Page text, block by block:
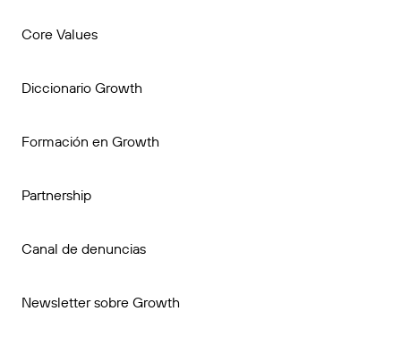
Core Values
Diccionario Growth
Formación en Growth
Partnership
Canal de denuncias
Newsletter sobre Growth